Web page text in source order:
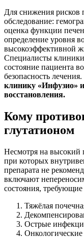
Для снижения рисков
обследование:
оценка функции
определение уровня
высокоэффективной
Специалисты
состояние пациента
безопасность лечения.
клинику «Инфузио»
восстановления.
Кому
глутатионом
Несмотря на высокий
при которых
препарата не
включают
состояния,
Тяжёлая
Острые
Онкологические